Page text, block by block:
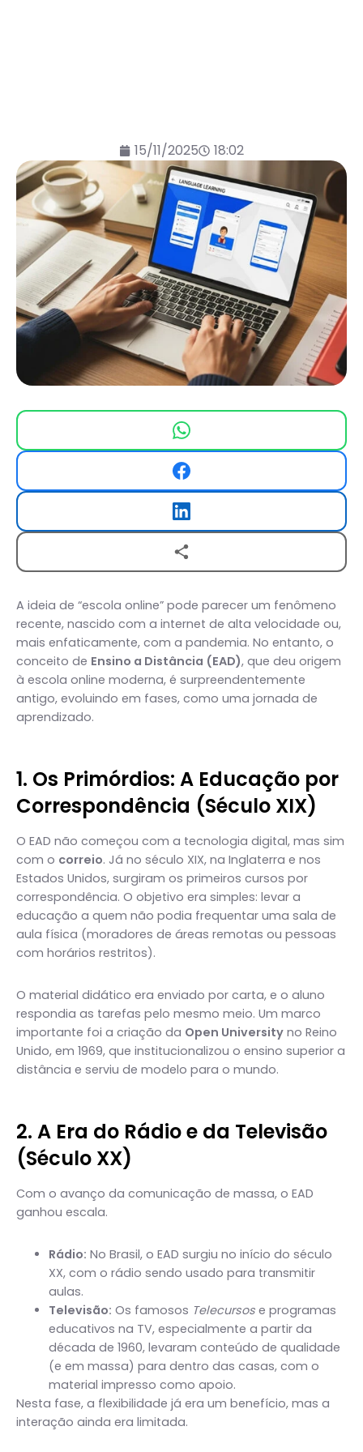
15/11/2025 18:02
A ideia de “escola online” pode parecer um fenômeno
recente, nascido com a internet de alta velocidade ou,
mais enfaticamente, com a pandemia. No entanto, o
conceito de Ensino a Distância (EAD), que deu origem
à escola online moderna, é surpreendentemente
antigo, evoluindo em fases, como uma jornada de
aprendizado.
1. Os Primórdios: A Educação por
Correspondência (Século XIX)
O EAD não começou com a tecnologia digital, mas sim
com o correio. Já no século XIX, na Inglaterra e nos
Estados Unidos, surgiram os primeiros cursos por
correspondência. O objetivo era simples: levar a
educação a quem não podia frequentar uma sala de
aula física (moradores de áreas remotas ou pessoas
com horários restritos).
O material didático era enviado por carta, e o aluno
respondia as tarefas pelo mesmo meio. Um marco
importante foi a criação da Open University no Reino
Unido, em 1969, que institucionalizou o ensino superior a
distância e serviu de modelo para o mundo.
2. A Era do Rádio e da Televisão
(Século XX)
Com o avanço da comunicação de massa, o EAD
ganhou escala.
Rádio: No Brasil, o EAD surgiu no início do século
XX, com o rádio sendo usado para transmitir
aulas.
Televisão: Os famosos Telecursos e programas
educativos na TV, especialmente a partir da
década de 1960, levaram conteúdo de qualidade
(e em massa) para dentro das casas, com o
material impresso como apoio.
Nesta fase, a flexibilidade já era um benefício, mas a
interação ainda era limitada.